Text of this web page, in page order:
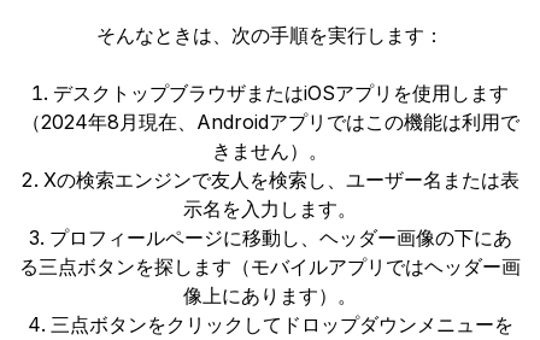
そんなときは、次の手順を実行します：
デスクトップブラウザまたはiOSアプリを使用します
（2024年8月現在、Androidアプリではこの機能は利用で
きません）。
Xの検索エンジンで友人を検索し、ユーザー名または表
示名を入力します。
プロフィールページに移動し、ヘッダー画像の下にあ
る三点ボタンを探します（モバイルアプリではヘッダー画
像上にあります）。
三点ボタンをクリックしてドロップダウンメニューを